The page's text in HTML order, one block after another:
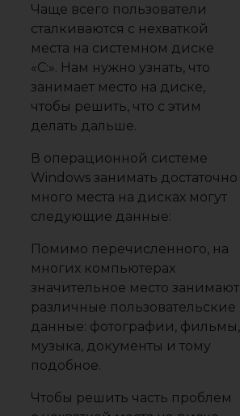
Чаще всего пользователи
сталкиваются с нехваткой
места на системном диске
«C:». Нам нужно узнать, что
занимает место на диске,
чтобы решить, что с этим
делать дальше.
В операционной системе
Windows занимать достаточно
много места на дисках могут
следующие данные:
Помимо перечисленного, на
многих компьютерах
значительное место занимают
различные пользовательские
данные: фотографии, фильмы,
музыка, документы и тому
подобное.
Чтобы решить часть проблем